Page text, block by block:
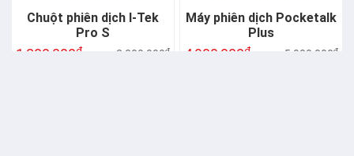
1,200,000đ 4,900,000đ đ